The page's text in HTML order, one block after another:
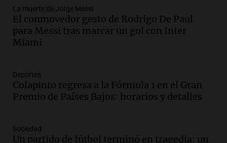
Episodios
Audio.Nahuel Pennisi y la huella de
Mercedes Sosa: "La emoción es el filtro
máximo".
Episodios
Audio.Orellana Lucca celebró su peña
de folclore en Córdoba
Episodios
La muerte de Jorge Messi
El conmovedor gesto de Rodrigo De Paul
para Messi tras marcar un gol con Inter
Miami
Deportes
Colapinto regresa a la Fórmula 1 en el Gran
Premio de Países Bajos: horarios y detalles
Sociedad
Un partido de fútbol terminó en tragedia: un